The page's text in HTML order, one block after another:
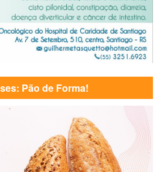
Pão de Forma!